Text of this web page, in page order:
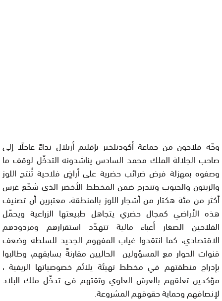
وجّه فلاحون من جماعة أكودنلخير بإقليم أزيلال نداءً عاجلًا إلى
صاحب الجلالة الملك محمد السادس يناشدونه التدخّل لوقف ما
وصفوه بمهزلة فرض ضرائب حضرية على أراضٍ فلاحية تُنتج اللوز
والزيتون والحبوب وتندرج ضمن المخطط الأخضر الذي شجّع غرس
أكثر من مئة هكتار من أشجار اللوز بالمنطقة، معتبرين أن تصنيف
هذه الأراضي كمجال حضري يتجاهل طبيعتها الزراعية ويحمّل
الفلاحين الصغار أعباء مالية تتهدّد استقرارهم ومردودهم
الاقتصادي، كما انتقدوا غياب المفهوم الجديد للسلطة وضعف
قنوات الحوار مع المسؤولين الحاليين مقارنةً بسابقهم، وطالبوا
بإدراج منطقتهم في مخطط تهيئة يلائم خصوصياتها الريفية ،
مؤكدين تعلقهم بالعرش العلوي وثقتهم في تدخّل ملك البلاد
لإنصافهم وحماية حقوقهم المشروعة.